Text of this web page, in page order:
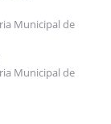
Municipal de
Municipal de